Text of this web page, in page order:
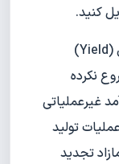
کنید.
توجه کنید که در این حالت شما عایدی (Yield)
نکرده
غیرعملیاتی
تولید
تجدید